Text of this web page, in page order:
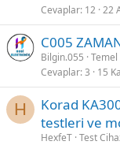
Cevaplar 12 22
C005
Bilgin.055
Cevaplar 3 15
H
Korad
testleri ve
HexfeT Test